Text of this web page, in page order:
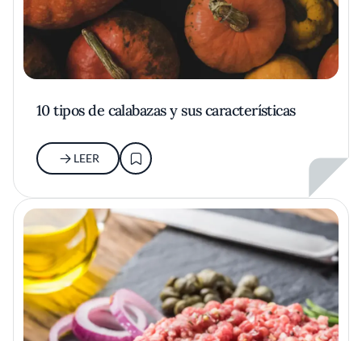
10 tipos de calabazas y sus características
LEER